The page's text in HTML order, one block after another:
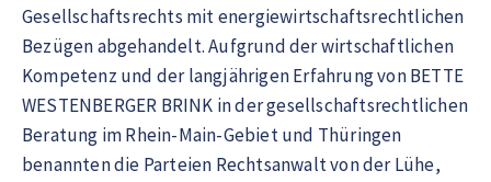
Gesellschaftsrechts mit energiewirtschaftsrechtlichen
Bezügen abgehandelt. Aufgrund der wirtschaftlichen
Kompetenz und der langjährigen Erfahrung von BETTE
WESTENBERGER BRINK in der gesellschaftsrechtlichen
Beratung im Rhein-Main-Gebiet und Thüringen
benannten die Parteien Rechtsanwalt von der Lühe,